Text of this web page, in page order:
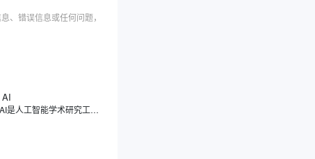
、错误信息或任何问题，
Scite AI是人工智能学术研究工具，注重引文的分类，能够展示文献之间的引用关系，真正解读引用背后的意图与情境，让您了解一篇论文究竟是被支持、被反驳，还是仅仅被提及，让您理解论文之间的相互关系。Scite AI像一位学术伙伴，通过智能引用，显示文章被引用的次数，深入分析引用的具体上下文，让您快速判断一篇论文的可靠性和影响力。